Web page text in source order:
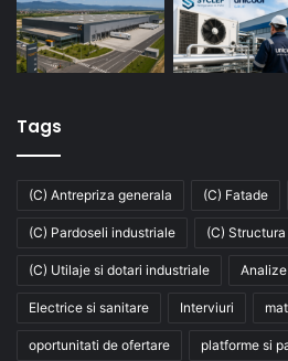
Tags
(C) Antrepriza generala (C) Fatade
(C) Pardoseli industriale (C) Structura
(C) Utilaje si dotari industriale Analize
Electrice si sanitare Interviuri
oportunitati de ofertare platforme si